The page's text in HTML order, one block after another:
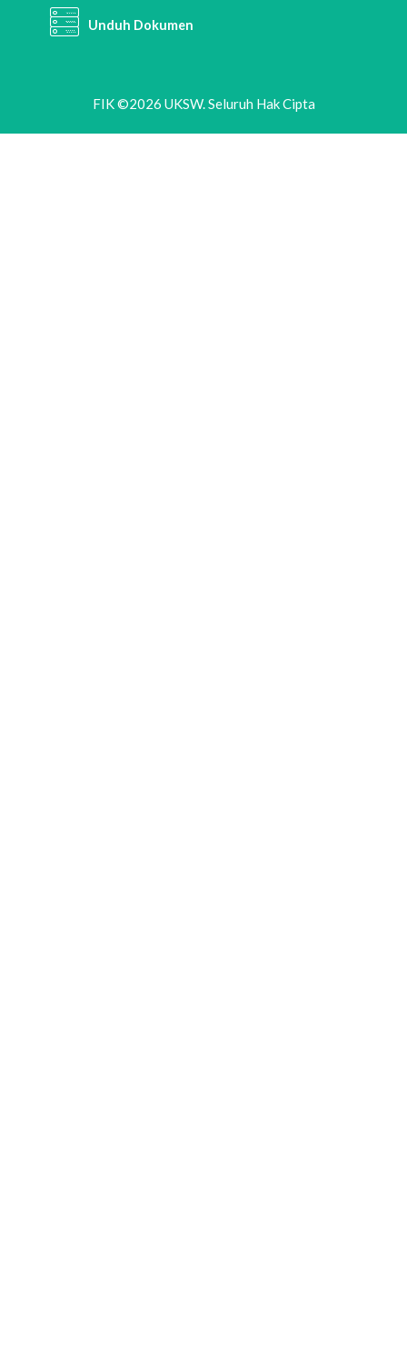
Unduh Dokumen
FIK ©2026 UKSW. Seluruh Hak Cipta